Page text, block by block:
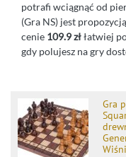
potrafi wciągnąć od
(Gra NS) jest
cenie 109.9 złłatwiej
gdy polujesz na gry
Gra